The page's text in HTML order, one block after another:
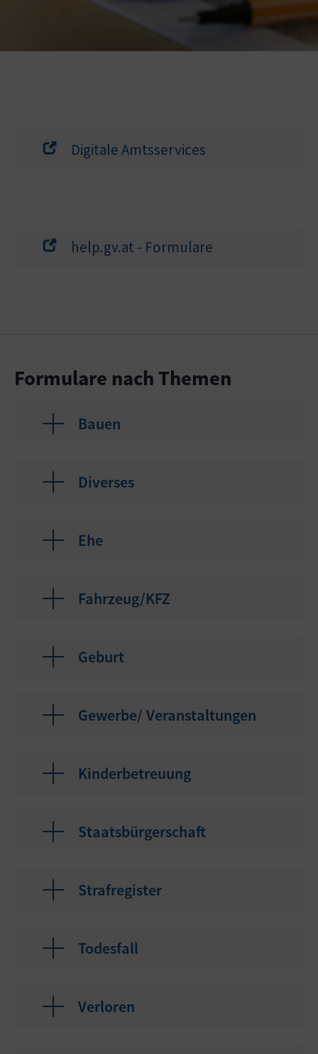
Digitale Amtsservices
help.gv.at - Formulare
Formulare nach Themen
Bauen
Diverses
Ehe
Fahrzeug/KFZ
Geburt
Gewerbe/ Veranstaltungen
Kinderbetreuung
Staatsbürgerschaft
Strafregister
Todesfall
Verloren